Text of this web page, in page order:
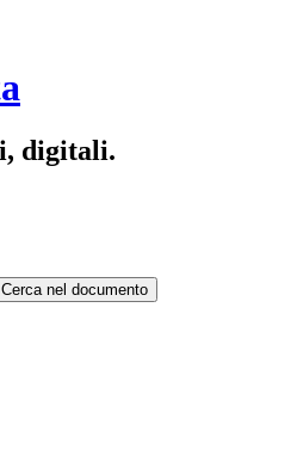
digitali.
Cerca nel documento